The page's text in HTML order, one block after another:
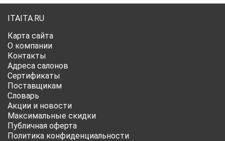
ITAITA.RU
Карта сайта
О компании
Контакты
Адреса салонов
Сертификаты
Поставщикам
Словарь
Акции и новости
Максимальные скидки
Публичная оферта
Политика конфиденциальности